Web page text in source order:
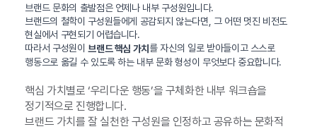
브랜드 문화의 출발점은 언제나 내부 구성원입니다.
브랜드의 철학이 구성원들에게 공감되지 않는다면, 그 어떤 멋진 비전도
현실에서 구현되기 어렵습니다.
따라서 구성원이 브랜드 핵심 가치 를 자신의 일로 받아들이고 스스로
행동으로 옮길 수 있도록 하는 내부 문화 형성이 무엇보다 중요합니다.
핵심 가치별로 ‘우리다운 행동’을 구체화한 내부 워크숍을
정기적으로 진행합니다.
브랜드 가치를 잘 실천한 구성원을 인정하고 공유하는 문화적